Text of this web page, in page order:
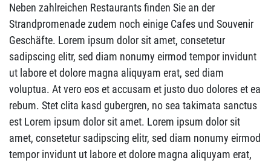
Neben zahlreichen Restaurants finden Sie an der
Strandpromenade zudem noch einige Cafes und Souvenir
Geschäfte. Lorem ipsum dolor sit amet, consetetur
sadipscing elitr, sed diam nonumy eirmod tempor invidunt
ut labore et dolore magna aliquyam erat, sed diam
voluptua. At vero eos et accusam et justo duo dolores et ea
rebum. Stet clita kasd gubergren, no sea takimata sanctus
est Lorem ipsum dolor sit amet. Lorem ipsum dolor sit
amet, consetetur sadipscing elitr, sed diam nonumy eirmod
tempor invidunt ut labore et dolore magna aliquyam erat,